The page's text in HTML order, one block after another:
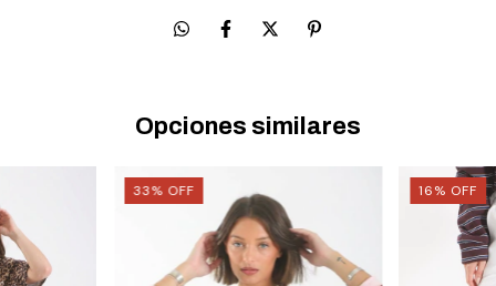
Opciones similares
33% OFF 16% OFF